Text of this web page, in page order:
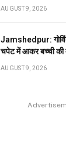
AUGUST 9, 2026
Jamshedpur:
चपेट में आकर बच्ची की
AUGUST 9, 2026